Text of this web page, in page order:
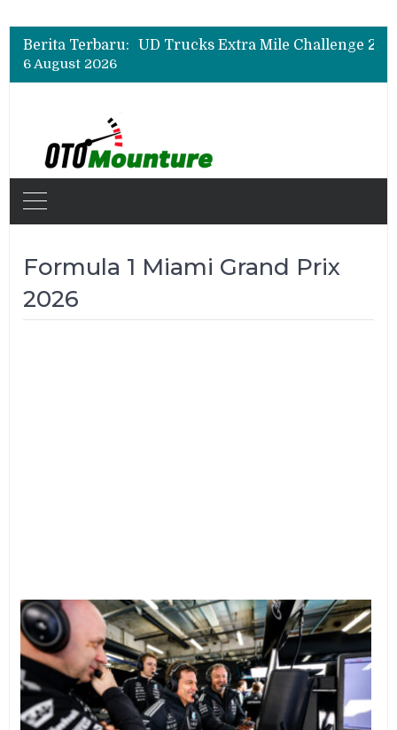
Berita Terbaru:
6 August 2026
Formula 1 Miami Grand Prix
2026